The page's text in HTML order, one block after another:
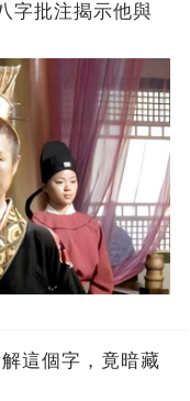
字批注揭示他與
這個字，竟暗藏